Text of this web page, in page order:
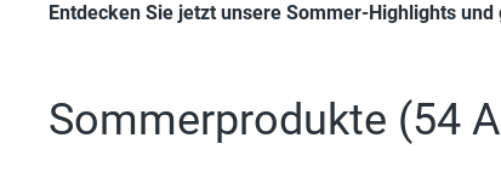
Entdecken Sie jetzt unsere Sommer-Highlights
Sommerprodukte (54